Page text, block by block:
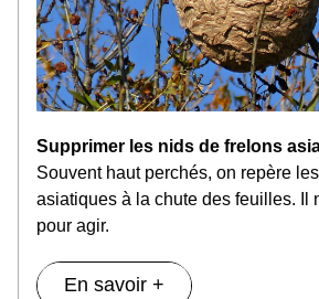
Supprimer les nids de frelons
Souvent haut perchés, on repère
asiatiques à la chute des feuilles. Il
pour agir.
En savoir +